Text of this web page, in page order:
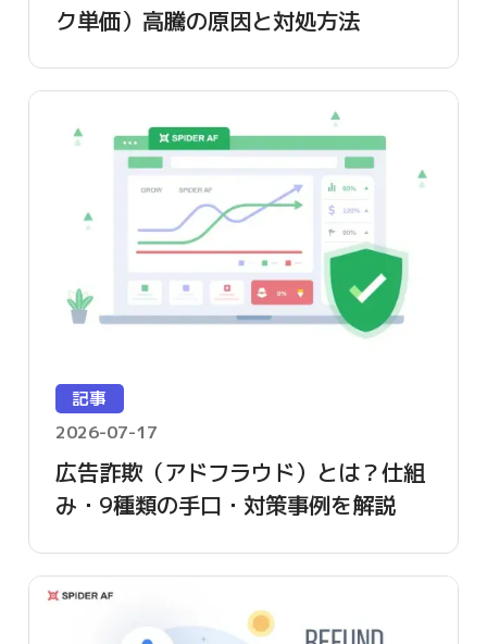
ク単価）高騰の原因と対処方法
記事
2026-07-17
広告詐欺（アドフラウド）とは？仕組
み・9種類の手口・対策事例を解説